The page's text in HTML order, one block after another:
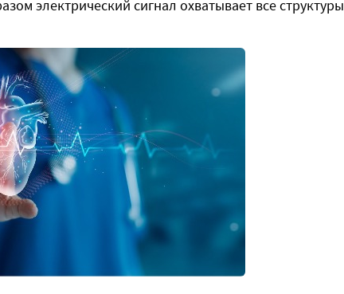
электрический сигнал охватывает все структуры